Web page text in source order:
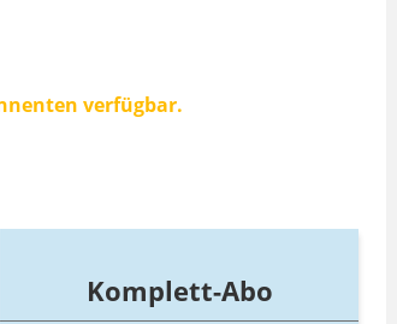
verfügbar.
Komplett-Abo